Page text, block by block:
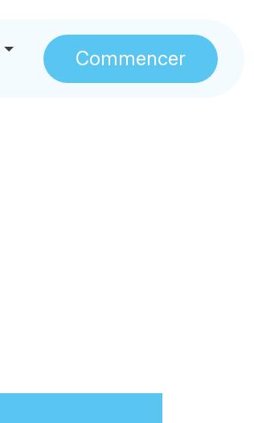
Commencer